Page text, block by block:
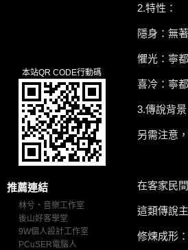
本站QR CODE行動碼
推薦連結
林兮‧音樂工作室
後山好客學堂
9W個人設計工作室
PCuSER電腦人
2.特性：
隱身：無
懼光：寧
喜冷：寧
3.傳說背
另需注意
在客家民
這類傳說
修煉成形